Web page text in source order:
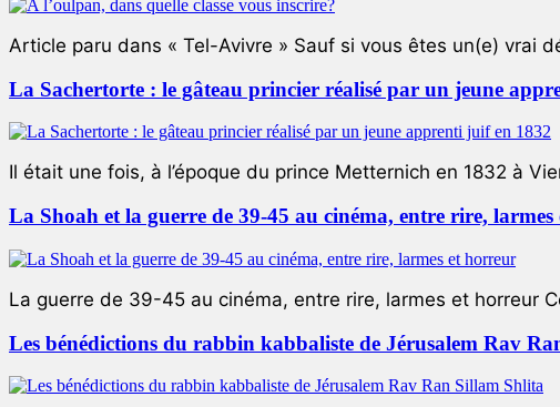
Article paru dans « Tel-Avivre » Sauf si vous êtes un(e) vrai
La Sachertorte : le gâteau princier réalisé par un jeune
Il était une fois, à l’époque du prince Metternich en 1832 à
La Shoah et la guerre de 39-45 au cinéma, entre rire,
La guerre de 39-45 au cinéma, entre rire, larmes et horreur
Les bénédictions du rabbin kabbaliste de Jérusalem Rav